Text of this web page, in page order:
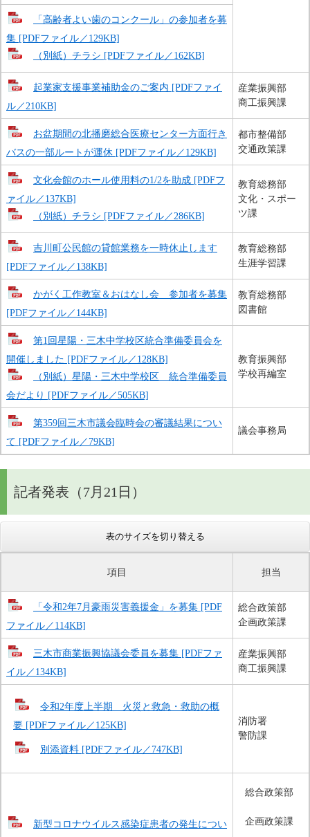
「高齢者よい歯のコンクール」の参加者を募
集 [PDFファイル／129KB]
（別紙）チラシ [PDFファイル／162KB]
起業家支援事業補助金のご案内 [PDFファイ
ル／210KB]
産業振興部
商工振興課
お盆期間の北播磨総合医療センター方面行き
バスの一部ルートが運休 [PDFファイル／129KB]
都市整備部
交通政策課
文化会館のホール使用料の1/2を助成 [PDFフ
ァイル／137KB]
（別紙）チラシ [PDFファイル／286KB]
教育総務部
文化・スポー
ツ課
吉川町公民館の貸館業務を一時休止します
[PDFファイル／138KB]
教育総務部
生涯学習課
かがく工作教室＆おはなし会 参加者を募集
[PDFファイル／144KB]
教育総務部
図書館
第1回星陽・三木中学校区統合準備委員会を
開催しました [PDFファイル／128KB]
（別紙）星陽・三木中学校区 統合準備委員
会だより [PDFファイル／505KB]
教育振興部
学校再編室
第359回三木市議会臨時会の審議結果につい
て [PDFファイル／79KB]
議会事務局
記者発表（7月21日）
表のサイズを切り替える
項目 担当
「令和2年7月豪雨災害義援金」を募集 [PDF
ファイル／114KB]
総合政策部
企画政策課
三木市商業振興協議会委員を募集 [PDFファ
イル／134KB]
産業振興部
商工振興課
令和2年度上半期　火災と救急・救助の概
要 [PDFファイル／125KB]
別添資料 [PDFファイル／747KB]
消防署
警防課
新型コロナウイルス感染症患者の発生につい
総合政策部
企画政策課